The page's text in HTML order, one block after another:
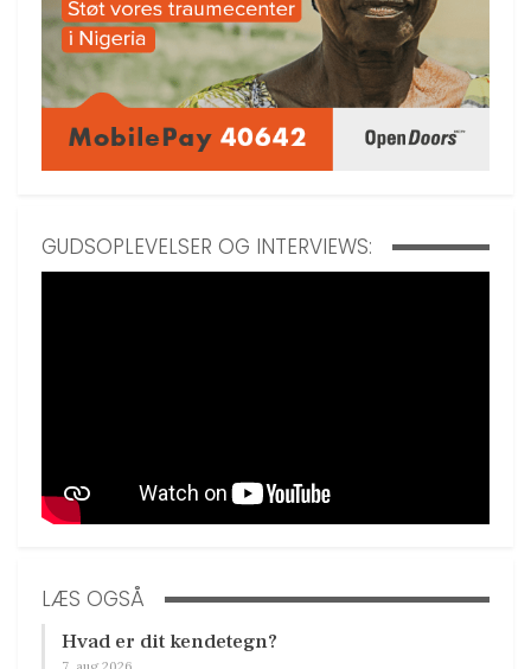
GUDSOPLEVELSER OG INTERVIEWS:
LÆS OGSÅ
Hvad er dit kendetegn?